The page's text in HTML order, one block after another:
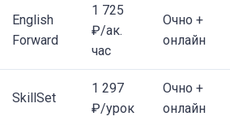
English
Forward
1 725
₽/ак.
час
Очно +
онлайн
SkillSet
1 297
₽/урок
Очно +
онлайн